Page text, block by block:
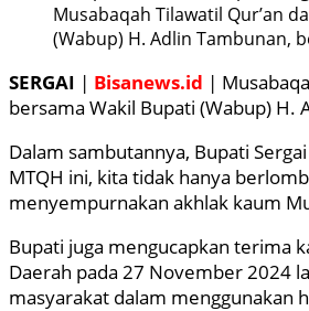
Musabaqah Tilawatil Qur’an
(Wabup) H. Adlin Tambunan,
SERGAI | Bisanews.id |
bersama Wakil Bupati (Wabup) H.
Dalam sambutannya, Bupati
MTQH ini, kita tidak hanya
menyempurnakan akhlak kaum
Bupati juga mengucapkan terima
Daerah pada 27 November 2024
masyarakat dalam menggunakan